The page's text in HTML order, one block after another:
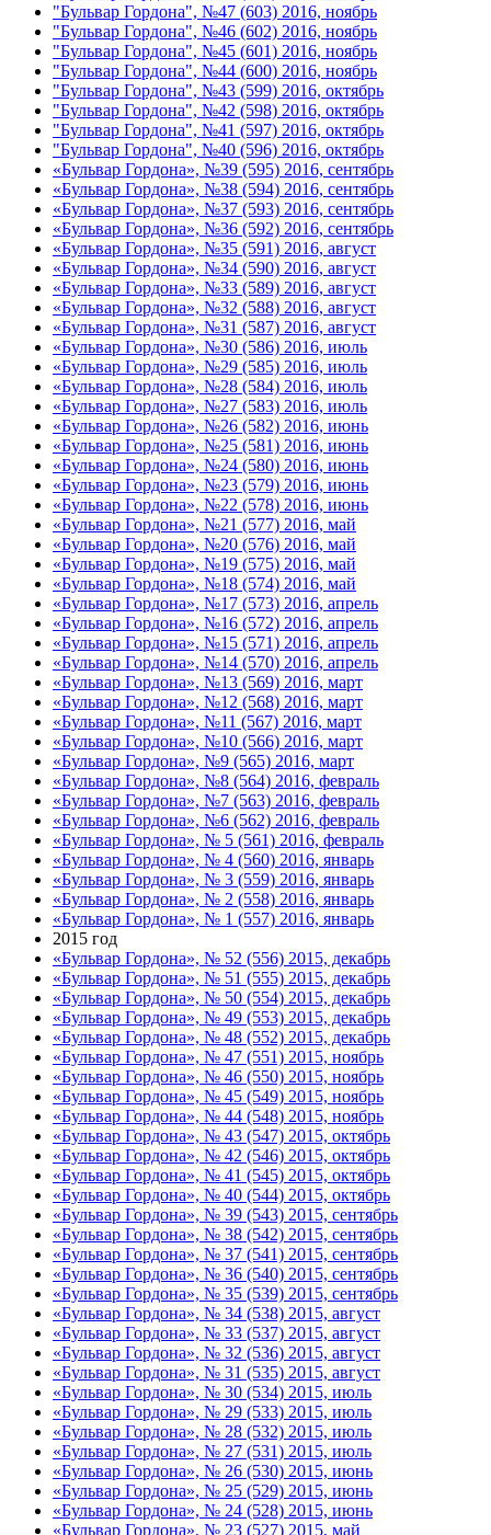
"Бульвар Гордона", №47 (603) 2016, ноябрь
"Бульвар Гордона", №46 (602) 2016, ноябрь
"Бульвар Гордона", №45 (601) 2016, ноябрь
"Бульвар Гордона", №44 (600) 2016, ноябрь
"Бульвар Гордона", №43 (599) 2016, октябрь
"Бульвар Гордона", №42 (598) 2016, октябрь
"Бульвар Гордона", №41 (597) 2016, октябрь
"Бульвар Гордона", №40 (596) 2016, октябрь
«Бульвар Гордона», №39 (595) 2016, сентябрь
«Бульвар Гордона», №38 (594) 2016, сентябрь
«Бульвар Гордона», №37 (593) 2016, сентябрь
«Бульвар Гордона», №36 (592) 2016, сентябрь
«Бульвар Гордона», №35 (591) 2016, август
«Бульвар Гордона», №34 (590) 2016, август
«Бульвар Гордона», №33 (589) 2016, август
«Бульвар Гордона», №32 (588) 2016, август
«Бульвар Гордона», №31 (587) 2016, август
«Бульвар Гордона», №30 (586) 2016, июль
«Бульвар Гордона», №29 (585) 2016, июль
«Бульвар Гордона», №28 (584) 2016, июль
«Бульвар Гордона», №27 (583) 2016, июль
«Бульвар Гордона», №26 (582) 2016, июнь
«Бульвар Гордона», №25 (581) 2016, июнь
«Бульвар Гордона», №24 (580) 2016, июнь
«Бульвар Гордона», №23 (579) 2016, июнь
«Бульвар Гордона», №22 (578) 2016, июнь
«Бульвар Гордона», №21 (577) 2016, май
«Бульвар Гордона», №20 (576) 2016, май
«Бульвар Гордона», №19 (575) 2016, май
«Бульвар Гордона», №18 (574) 2016, май
«Бульвар Гордона», №17 (573) 2016, апрель
«Бульвар Гордона», №16 (572) 2016, апрель
«Бульвар Гордона», №15 (571) 2016, апрель
«Бульвар Гордона», №14 (570) 2016, апрель
«Бульвар Гордона», №13 (569) 2016, март
«Бульвар Гордона», №12 (568) 2016, март
«Бульвар Гордона», №11 (567) 2016, март
«Бульвар Гордона», №10 (566) 2016, март
«Бульвар Гордона», №9 (565) 2016, март
«Бульвар Гордона», №8 (564) 2016, февраль
«Бульвар Гордона», №7 (563) 2016, февраль
«Бульвар Гордона», №6 (562) 2016, февраль
«Бульвар Гордона», № 5 (561) 2016, февраль
«Бульвар Гордона», № 4 (560) 2016, январь
«Бульвар Гордона», № 3 (559) 2016, январь
«Бульвар Гордона», № 2 (558) 2016, январь
«Бульвар Гордона», № 1 (557) 2016, январь
2015 год
«Бульвар Гордона», № 52 (556) 2015, декабрь
«Бульвар Гордона», № 51 (555) 2015, декабрь
«Бульвар Гордона», № 50 (554) 2015, декабрь
«Бульвар Гордона», № 49 (553) 2015, декабрь
«Бульвар Гордона», № 48 (552) 2015, декабрь
«Бульвар Гордона», № 47 (551) 2015, ноябрь
«Бульвар Гордона», № 46 (550) 2015, ноябрь
«Бульвар Гордона», № 45 (549) 2015, ноябрь
«Бульвар Гордона», № 44 (548) 2015, ноябрь
«Бульвар Гордона», № 43 (547) 2015, октябрь
«Бульвар Гордона», № 42 (546) 2015, октябрь
«Бульвар Гордона», № 41 (545) 2015, октябрь
«Бульвар Гордона», № 40 (544) 2015, октябрь
«Бульвар Гордона», № 39 (543) 2015, сентябрь
«Бульвар Гордона», № 38 (542) 2015, сентябрь
«Бульвар Гордона», № 37 (541) 2015, сентябрь
«Бульвар Гордона», № 36 (540) 2015, сентябрь
«Бульвар Гордона», № 35 (539) 2015, сентябрь
«Бульвар Гордона», № 34 (538) 2015, август
«Бульвар Гордона», № 33 (537) 2015, август
«Бульвар Гордона», № 32 (536) 2015, август
«Бульвар Гордона», № 31 (535) 2015, август
«Бульвар Гордона», № 30 (534) 2015, июль
«Бульвар Гордона», № 29 (533) 2015, июль
«Бульвар Гордона», № 28 (532) 2015, июль
«Бульвар Гордона», № 27 (531) 2015, июль
«Бульвар Гордона», № 26 (530) 2015, июнь
«Бульвар Гордона», № 25 (529) 2015, июнь
«Бульвар Гордона», № 24 (528) 2015, июнь
«Бульвар Гордона», № 23 (527) 2015, май